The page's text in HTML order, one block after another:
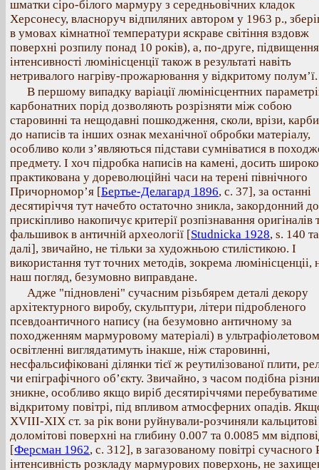
шматки сіро-білого мармуру з середньовічних кладок
Херсонесу, власноруч відпиляних автором у 1963 р.,
в умовах кімнатної температури яскраве світіння вздовж
поверхні розпилу понад 10 років), а, по-друге, підвищення
інтенсивності люмінісценції також в результаті навіть
нетривалого нагріву-прожарювання у відкритому полум’ї.
В першому випадку варіації люмінісцентних
карбонатних порід дозволяють розрізняти між собою
старовинні та нещодавні пошкодження, сколи, врізи,
до написів та інших ознак механічної обробки матеріалу,
особливо коли з’являються підстави сумніватися в
предмету. І хоч підробка написів на камені, досить широко
практикована у дореволюційні часи на терені північного
Причорномор’я [Бертье-Делагард 1896, с. 37], за останні
десятиріччя тут начебто остаточно зникла, закордонний
прискіпливо накопичує критерії розпізнавання оригіналів
фальшивок в античній археології [Studnicka 1928, s. 140 та
далі], звичайно, не тільки за художньою стилістикою. І
використання тут точних методів, зокрема люмінісценціі,
наш погляд, безумовно виправдане.
Адже "підновлені" сучасним різьбярем деталі декору
архітектурного виробу, скульптури, літери підробленого
псевдоантичного напису (на безумовно античному за
походженням мармуровому матеріалі) в
освітленні виглядатимуть інакше, ніж старовинні,
несфальсифіковані ділянки тієї ж реутилізованої плити,
чи епіграфічного об’єкту. Звичайно, з часом подібна
зникне, особливо якщо виріб десятиріччями
відкритому повітрі, під впливом атмосферних опадів.
ХVIII-ХІХ ст. за рік вони руйнували-розчиняли
доломітові поверхні на глибину 0.007 та 0.0085 мм
[Ферсман 1962, с. 312], в загазованому повітрі сучасного
інтенсивність розкладу мармурових поверхонь, не